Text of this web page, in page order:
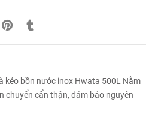
kéo bồn nước inox Hwata 500L Nằm
chuyển cẩn thận, đảm bảo nguyên